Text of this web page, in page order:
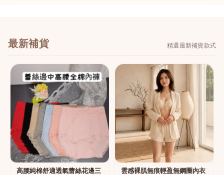
最新補貨 精選最新補貨款式
高腰純棉舒適透氣蕾絲花邊三
雲感裸肌無痕輕盈無鋼圈內衣